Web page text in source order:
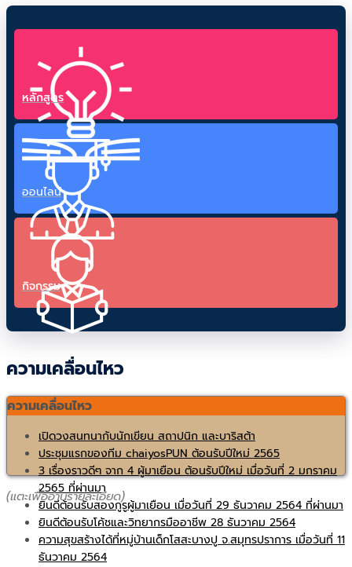
หลักสูตร
ออนไลน์
กิจกรรม
ความเคลื่อนไหว
ความเคลื่อนไหว
เปิดวงสนทนากับนักเขียน สถาปนิก และบาริสต้า
ประชุมแรกของทีม chaiyosPUN ต้อนรับปีใหม่ 2565
3 เรื่องราวดีๆ จาก 4 ผู้มาเยือน ต้อนรับปีใหม่ เมื่อวันที่ 2 มกราคม
2565 ที่ผ่านมา
ยินดีต้อนรับสองกูรูผู้มาเยือน เมื่อวันที่ 29 ธันวาคม 2564 ที่ผ่านมา
ยินดีต้อนรับโค้ชและวิทยากรมืออาชีพ 28 ธันวาคม 2564
ความสุขสร้างได้ที่หมู่บ้านเด็กโสสะบางปู จ.สมุทรปราการ เมื่อวันที่ 11
ธันวาคม 2564
(แตะเพื่ออ่านรายละเอียด)